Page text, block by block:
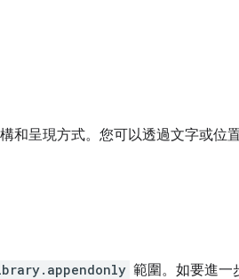
和呈現方式。您可以透過文字或位
範圍。如要進一